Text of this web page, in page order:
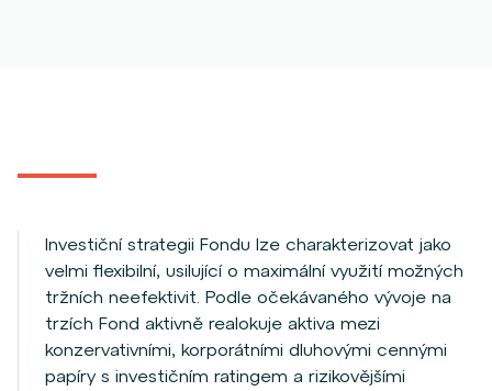
Investiční strategii Fondu lze charakterizovat jako
velmi flexibilní, usilující o maximální využití možných
tržních neefektivit. Podle očekávaného vývoje na
trzích Fond aktivně realokuje aktiva mezi
konzervativními, korporátními dluhovými cennými
papíry s investičním ratingem a rizikovějšími